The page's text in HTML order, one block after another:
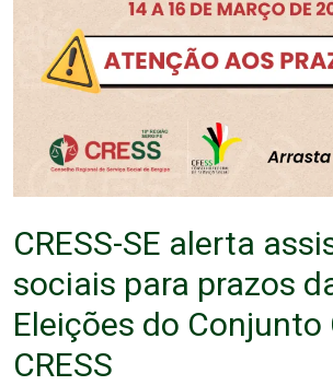
CRESS-SE alerta
sociais para prazos
Eleições do Conjunto
CRESS